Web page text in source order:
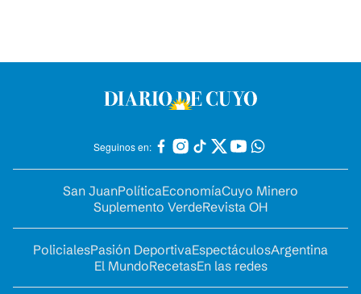
Seguinos en:
San JuanPolíticaEconomíaCuyo Minero
Suplemento VerdeRevista OH
PolicialesPasión DeportivaEspectáculosArgentina
El MundoRecetasEn las redes